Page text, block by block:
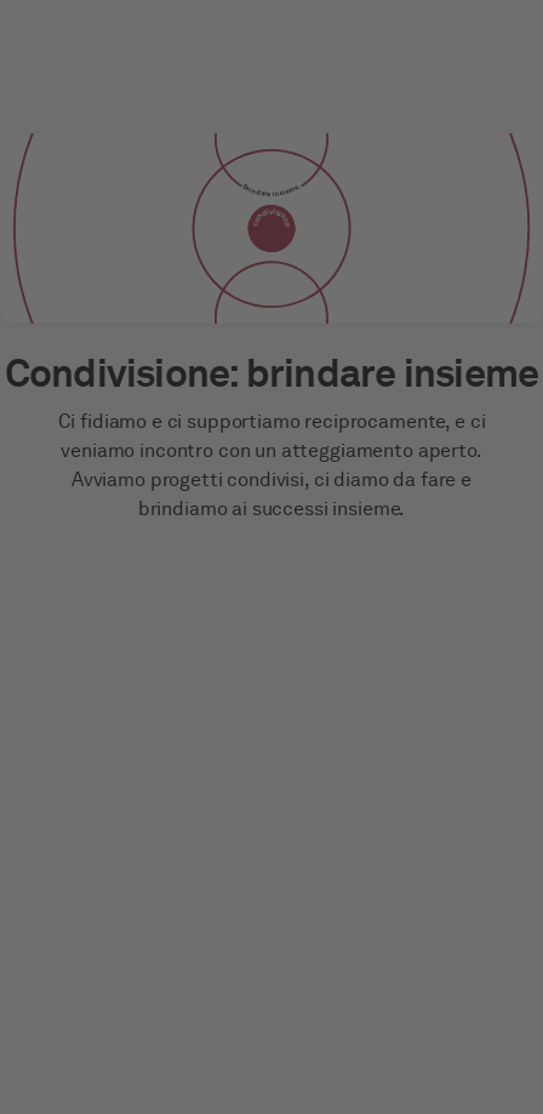
Cosa ci distingue
Sete di domani.
innovazione
Brindare insieme.
condivisione
Dritti all’obiettivo, sorso dopo sorso.
focalizzato
Brindare insieme.
condivisione
Condivisione: brindare insieme
Ci fidiamo e ci supportiamo reciprocamente, e ci
veniamo incontro con un atteggiamento aperto.
Avviamo progetti condivisi, ci diamo da fare e
brindiamo ai successi insieme.